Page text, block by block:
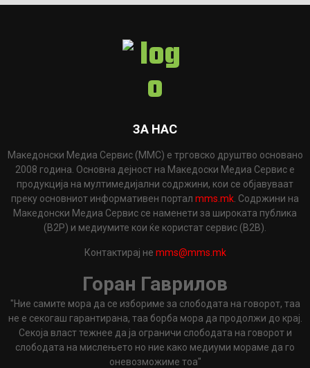
ЗА НАС
Македонски Медиа Сервис (ММС) е трговско друштво основано
2008 година. Основна дејност на Македоски Медиа Сервис е
продукција на мултимедијални содржини, кои се објавуваат
преку основниот информативен портал mms.mk . Содржини на
Македонски Медиа Сервис се наменети за широката публика
(B2P) и медиумите кои ќе користат сервис (B2B).
Контактирај не mms@mms.mk
Горан Гаврилов
"Ние самите мора да се избориме за слободата на говорот, таа
не е секогаш гарантирана, таа борба мора да продолжи до крај.
Секоја власт тежнее да ја ограничи слободата на говорот и
слободата на мислењето но ние како медиуми мораме да го
оневозможиме тоа"